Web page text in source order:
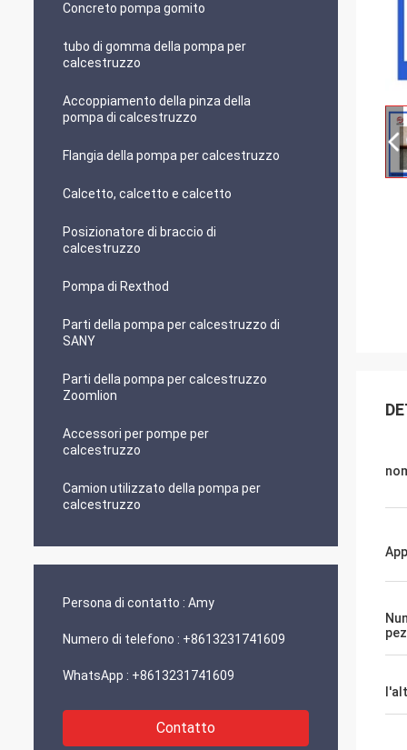
Concreto pompa gomito
tubo di gomma della pompa per
calcestruzzo
Accoppiamento della pinza della
pompa di calcestruzzo
Flangia della pompa per calcestruzzo
Calcetto, calcetto e calcetto
Posizionatore di braccio di
calcestruzzo
Pompa di Rexthod
Parti della pompa per calcestruzzo di
SANY
Parti della pompa per calcestruzzo
Zoomlion
Accessori per pompe per
calcestruzzo
Camion utilizzato della pompa per
calcestruzzo
Persona di contatto : Amy
Numero di telefono : +8613231741609
WhatsApp : +8613231741609
Contatto